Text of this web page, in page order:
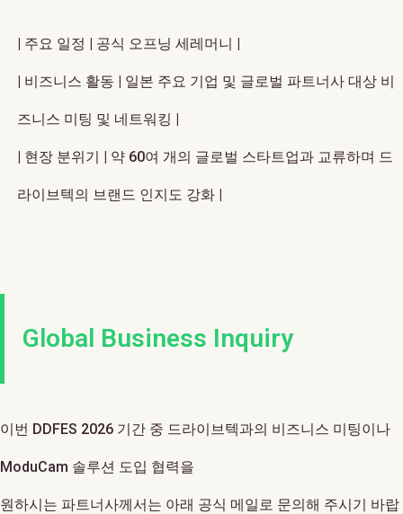
| 주요 일정 | 공식 오프닝 세레머니 |
| 비즈니스 활동 | 일본 주요 기업 및 글로벌 파트너사 대상 비
즈니스 미팅 및 네트워킹 |
| 현장 분위기 | 약 60여 개의 글로벌 스타트업과 교류하며 드
라이브텍의 브랜드 인지도 강화 |
Global Business Inquiry
이번 DDFES 2026 기간 중 드라이브텍과의 비즈니스 미팅이나
ModuCam 솔루션 도입 협력을
원하시는 파트너사께서는 아래 공식 메일로 문의해 주시기 바랍